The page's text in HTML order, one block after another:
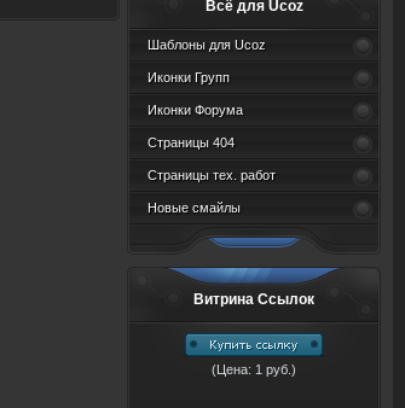
Всё для Ucoz
Шаблоны для Ucoz
Иконки Групп
Иконки Форума
Страницы 404
Страницы тех. работ
Новые смайлы
Витрина Ссылок
(Цена: 1 руб.)